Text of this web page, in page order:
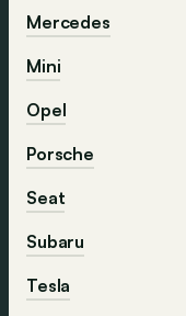
Mercedes
Mini
Opel
Porsche
Seat
Subaru
Tesla